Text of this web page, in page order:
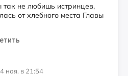
не любишь истринцев,
от хлебного места Главы
ноя. в 21:54